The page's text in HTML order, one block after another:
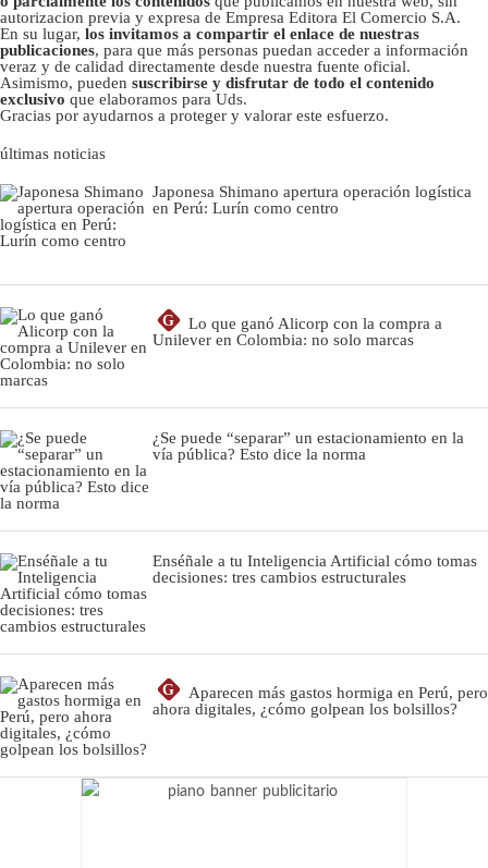
autorizacion previa y expresa de Empresa Editora El Comercio S.A.
En su lugar, los invitamos a compartir el enlace de nuestras
publicaciones, para que más personas puedan acceder a información
veraz y de calidad directamente desde nuestra fuente oficial.
Asimismo, pueden suscribirse y disfrutar de todo el contenido
exclusivo que elaboramos para Uds.
Gracias por ayudarnos a proteger y valorar este esfuerzo.
últimas noticias
Japonesa Shimano apertura operación logística
en Perú: Lurín como centro
G
Lo que ganó Alicorp con la compra a
Unilever en Colombia: no solo marcas
¿Se puede “separar” un estacionamiento en la
vía pública? Esto dice la norma
Enséñale a tu Inteligencia Artificial cómo tomas
decisiones: tres cambios estructurales
G
Aparecen más gastos hormiga en Perú, pero
ahora digitales, ¿cómo golpean los bolsillos?